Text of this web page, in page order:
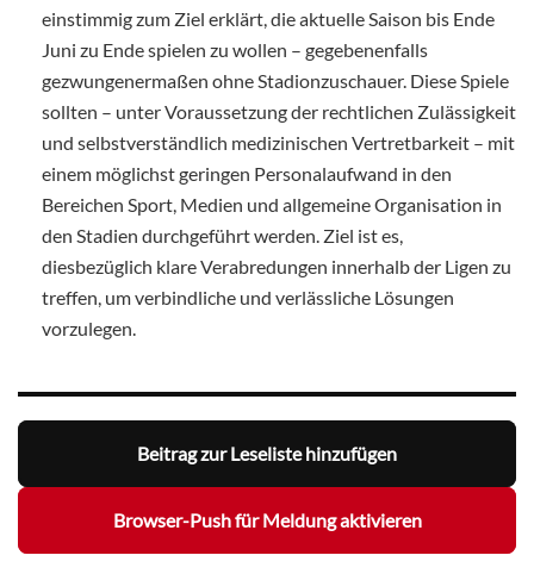
einstimmig zum Ziel erklärt, die aktuelle Saison bis Ende
Juni zu Ende spielen zu wollen – gegebenenfalls
gezwungenermaßen ohne Stadionzuschauer. Diese Spiele
sollten – unter Voraussetzung der rechtlichen Zulässigkeit
und selbstverständlich medizinischen Vertretbarkeit – mit
einem möglichst geringen Personalaufwand in den
Bereichen Sport, Medien und allgemeine Organisation in
den Stadien durchgeführt werden. Ziel ist es,
diesbezüglich klare Verabredungen innerhalb der Ligen zu
treffen, um verbindliche und verlässliche Lösungen
vorzulegen.
Beitrag zur Leseliste hinzufügen
Browser-Push für Meldung aktivieren